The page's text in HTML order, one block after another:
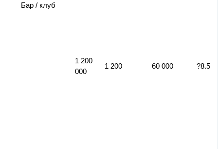
Бар / клуб
1 200
000
1 200 60 000 ?8.5